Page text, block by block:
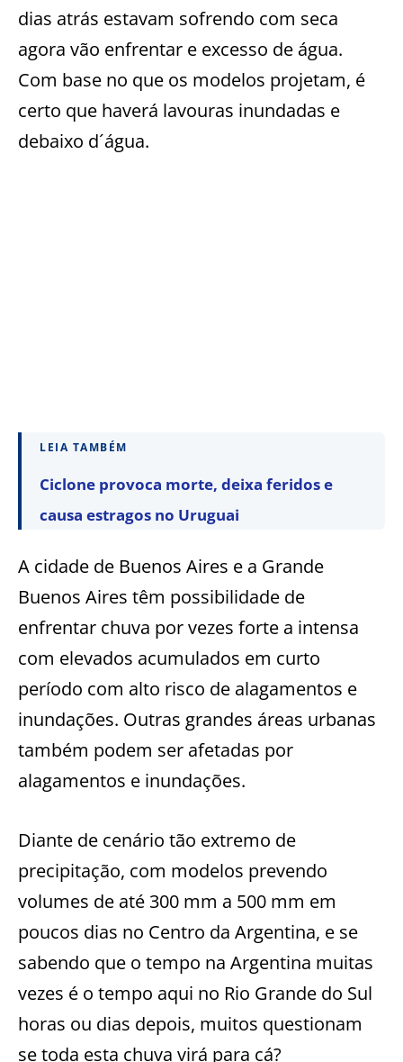
dias atrás estavam sofrendo com seca
agora vão enfrentar e excesso de água.
Com base no que os modelos projetam, é
certo que haverá lavouras inundadas e
debaixo d´água.
LEIA TAMBÉM
Ciclone provoca morte, deixa feridos e
causa estragos no Uruguai
A cidade de Buenos Aires e a Grande
Buenos Aires têm possibilidade de
enfrentar chuva por vezes forte a intensa
com elevados acumulados em curto
período com alto risco de alagamentos e
inundações. Outras grandes áreas urbanas
também podem ser afetadas por
alagamentos e inundações.
Diante de cenário tão extremo de
precipitação, com modelos prevendo
volumes de até 300 mm a 500 mm em
poucos dias no Centro da Argentina, e se
sabendo que o tempo na Argentina muitas
vezes é o tempo aqui no Rio Grande do Sul
horas ou dias depois, muitos questionam
se toda esta chuva virá para cá?